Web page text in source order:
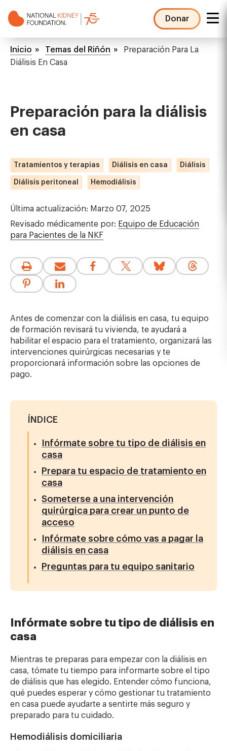
Donar
NKF
Mega
Menu
Ruta
de
Inicio Temas del Riñón
Preparación Para La
Diálisis En Casa
Preparación para la diálisis
en casa
Tratamientos y terapias Diálisis en casa Diálisis
Diálisis peritoneal Hemodiálisis
Última actualización: Marzo 07, 2025
Revisado médicamente por: Equipo de Educación
para Pacientes de la NKF
Antes de comenzar con la diálisis en casa, tu equipo
de formación revisará tu vivienda, te ayudará a
habilitar el espacio para el tratamiento, organizará las
intervenciones quirúrgicas necesarias y te
proporcionará información sobre las opciones de
pago.
ÍNDICE
Infórmate sobre tu tipo de diálisis en
casa
Prepara tu espacio de tratamiento en
casa
Someterse a una intervención
quirúrgica para crear un punto de
acceso
Infórmate sobre cómo vas a pagar la
diálisis en casa
Preguntas para tu equipo sanitario
Infórmate sobre tu tipo de diálisis en
casa
Mientras te preparas para empezar con la diálisis en
casa, tómate tu tiempo para informarte sobre el tipo
de diálisis que has elegido. Entender cómo funciona,
qué puedes esperar y cómo gestionar tu tratamiento
en casa puede ayudarte a sentirte más seguro y
preparado para tu cuidado.
Hemodiálisis domiciliaria